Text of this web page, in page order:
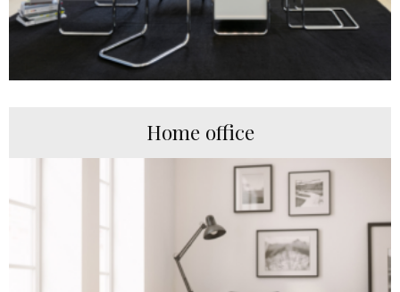
Home office